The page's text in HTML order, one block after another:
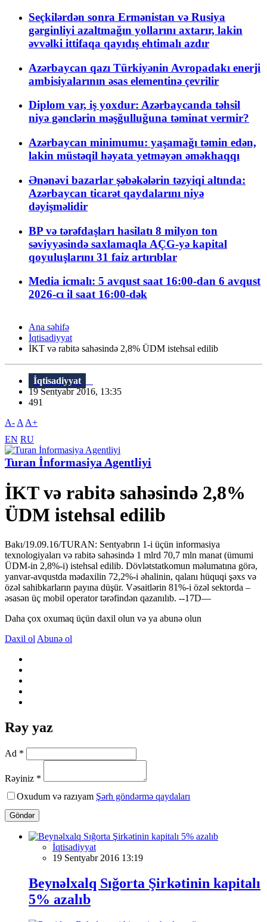
Seçkilərdən sonra Ermənistan və Rusiya
gərginliyi azaltmağın yollarını axtarır, lakin
əvvəlki ittifaqa qayıdış ehtimalı azdır
Azərbaycan qazı Türkiyənin Avropadakı enerji
ambisiyalarının əsas elementinə çevrilir
Diplom var, iş yoxdur: Azərbaycanda təhsil
niyə gənclərin məşğulluğuna təminat vermir?
Azərbaycan minimumu: yaşamağı təmin edən,
lakin müstəqil həyata yetməyən əməkhaqqı
Ənənəvi bazarlar şəbəkələrin təzyiqi altında:
Azərbaycan ticarət qaydalarını niyə
dəyişməlidir
BP və tərəfdaşları hasilatı 8 milyon ton
səviyyəsində saxlamaqla AÇG-yə kapital
qoyuluşlarını 31 faiz artırıblar
Media icmalı: 5 avqust saat 16:00-dan 6 avqust
2026-cı il saat 16:00-dək
Ana səhifə
İqtisadiyyat
İKT və rabitə sahəsində 2,8% ÜDM istehsal edilib
İqtisadiyyat
19 Sentyabr 2016, 13:35
491
A- A A+
EN RU
Turan İnformasiya Agentliyi
İKT və rabitə sahəsində 2,8%
ÜDM istehsal edilib
Bakı/19.09.16/TURAN: Sentyabrın 1-i üçün informasiya
texnologiyaları və rabitə sahəsində 1 mlrd 70,7 mln manat (ümumi
ÜDM-in 2,8%-i) istehsal edilib. Dövlətstatkomun məlumatına görə,
yanvar-avqustda mədaxilin 72,2%-i əhalinin, qalanı hüquqi şəxs və
özəl sahibkarların payına düşür. Vəsaitlərin 81%-i özəl sektorda –
əsasən üç mobil operator tərəfindən qazanılıb. --17D—
Daha çox oxumaq üçün daxil olun və ya abunə olun
Daxil ol Abunə ol
Rəy yaz
Ad *
Rəyiniz *
Oxudum və razıyam Şərh göndərmə qaydaları
Göndər
İqtisadiyyat
19 Sentyabr 2016 13:19
Beynəlxalq Sığorta Şirkətinin kapitalı
5% azalıb